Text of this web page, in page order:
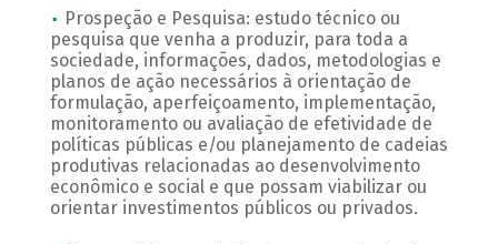
Prospeção e Pesquisa: estudo técnico ou
pesquisa que venha a produzir, para toda a
sociedade, informações, dados, metodologias e
planos de ação necessários à orientação de
formulação, aperfeiçoamento, implementação,
monitoramento ou avaliação de efetividade de
políticas públicas e/ou planejamento de cadeias
produtivas relacionadas ao desenvolvimento
econômico e social e que possam viabilizar ou
orientar investimentos públicos ou privados.